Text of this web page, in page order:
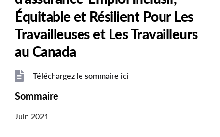
Équitable et Résilient Pour Les
Travailleuses et Les Travailleurs
au Canada
File
File
Téléchargez le sommaire ici
Sommaire
Juin 2021